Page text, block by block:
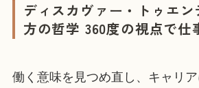
ディスカヴァー・トゥエ
方の哲学 360度の視点で仕
働く意味を見つめ直し、キャリ